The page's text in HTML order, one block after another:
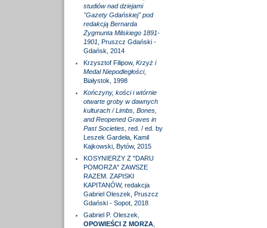
studiów nad dziejami
"Gazety Gdańskiej" pod
redakcją Bernarda
Zygmunta Milskiego 1891-
1901 , Pruszcz Gdański -
Gdańsk, 2014
Krzysztof Filipow, Krzyż i
Medal Niepodległości,
Białystok, 1998
Kończyny, kości i wtórnie
otwarte groby w dawnych
kulturach / Limbs, Bones,
and Reopened Graves in
Past Societies, red. / ed. by
Leszek Gardeła, Kamil
Kajkowski, Bytów, 2015
KOSYNIERZY Z "DARU
POMORZA" ZAWSZE
RAZEM. ZAPISKI
KAPITANÓW, redakcja
Gabriel Oleszek, Pruszcz
Gdański - Sopot, 2018
Gabriel P. Oleszek,
OPOWIEŚCI Z MORZA,